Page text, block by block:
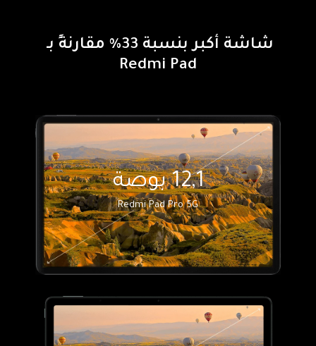
شاشة أكبر بنسبة 33% مقارنةً بـ
Redmi Pad
12,1 بوصة
Redmi Pad Pro 5G